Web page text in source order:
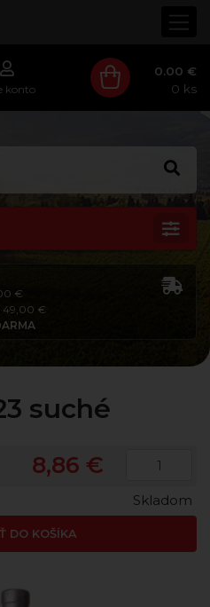
konto
0.00 €
0 ks
€
49,00 €
suché
8,86 €
DO KOŠÍKA
Skladom